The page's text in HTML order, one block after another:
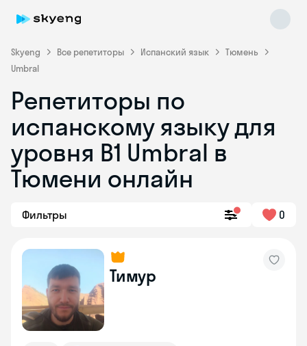
Skyeng Все репетиторы Испанский язык
Тюмень
Umbral
Репетиторы по
испанскому языку для
уровня В1 Umbral в
Тюмени онлайн
Фильтры 0
Тимур
Skyeng Chat